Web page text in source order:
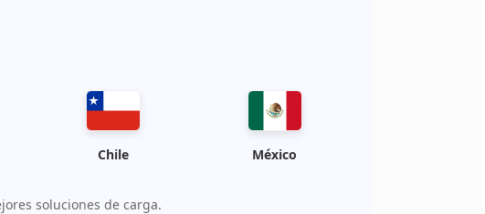
Chile México
soluciones de carga.